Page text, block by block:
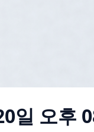
일 오후